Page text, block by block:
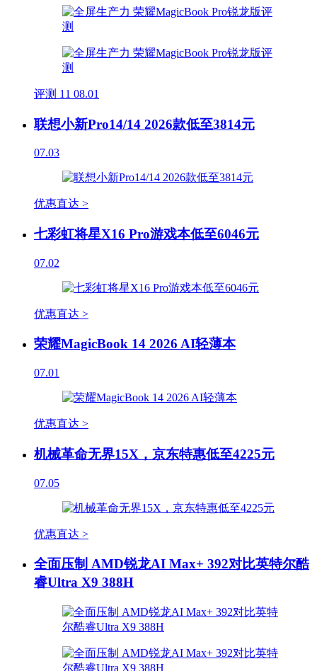
评测 11 08.01
联想小新Pro14/14 2026款低至3814元
07.03
优惠直达 >
七彩虹将星X16 Pro游戏本低至6046元
07.02
优惠直达 >
荣耀MagicBook 14 2026 AI轻薄本
07.01
优惠直达 >
机械革命无界15X，京东特惠低至4225元
07.05
优惠直达 >
全面压制 AMD锐龙AI Max+ 392对比英特尔酷
睿Ultra X9 388H